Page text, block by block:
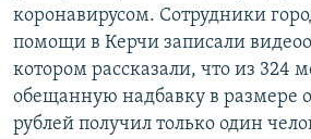
коронавирусом. Сотрудники
помощи в Керчи записали
котором рассказали, что из 324
обещанную надбавку в размере
рублей получил только один